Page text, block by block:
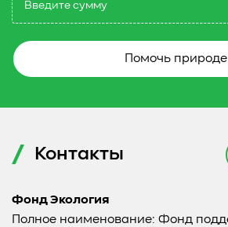
Помочь природе
Контакты
Фонд Экология
Полное наименование: Фонд